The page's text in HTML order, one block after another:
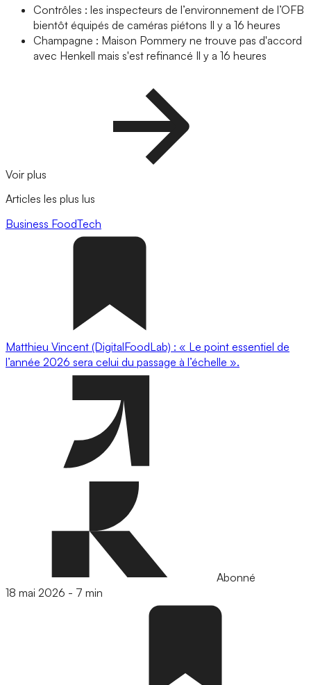
Contrôles : les inspecteurs de l’environnement de l’OFB
bientôt équipés de caméras piétons Il y a 16 heures
Champagne : Maison Pommery ne trouve pas d'accord
avec Henkell mais s'est refinancé Il y a 16 heures
Voir plus
Articles les plus lus
Business FoodTech
Matthieu Vincent (DigitalFoodLab) : « Le point essentiel de
l’année 2026 sera celui du passage à l’échelle ».
Abonné
18 mai 2026 - 7 min